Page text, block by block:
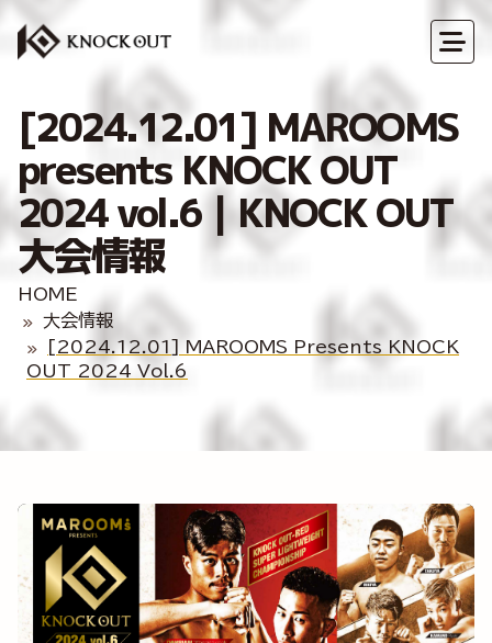
[2024.12.01] MAROOMS
presents KNOCK OUT
2024 vol.6｜KNOCK OUT
大会情報
HOME
大会情報
[2024.12.01] MAROOMS Presents KNOCK
OUT 2024 Vol.6